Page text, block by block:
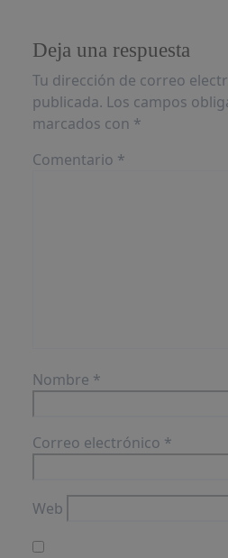
Deja una respuesta
Tu dirección de correo
publicada. Los campos
marcados con *
Comentario *
Nombre *
Correo electrónico *
Web